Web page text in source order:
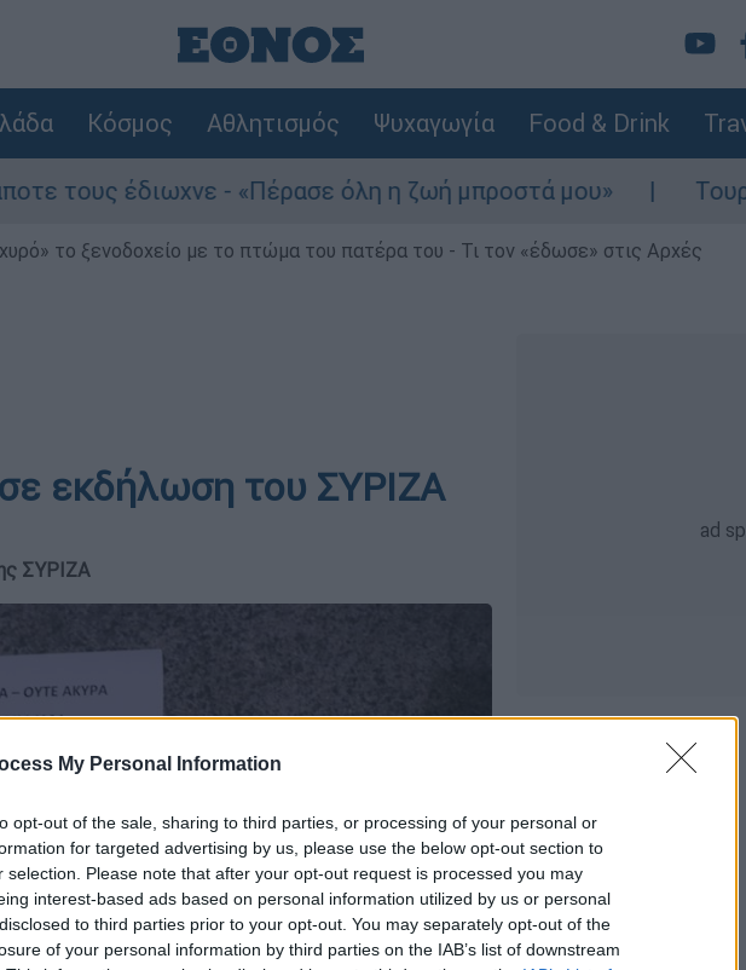
My Personal Information
opt-out of the sale, sharing to third parties, or processing of your personal or
for targeted advertising by us, please use the below opt-out section to
selection. Please note that after your opt-out request is processed you may
interest-based ads based on personal information utilized by us or personal
to third parties prior to your opt-out. You may separately opt-out of the
of your personal information by third parties on the IAB’s list of downstream
Κόσμος Αθλητισμός Ψυχαγωγία Food & Drink
έδιωχνε - «Πέρασε όλη η ζωή μπροστά μου»
το ξενοδοχείο με το πτώμα του πατέρα του - Τι τον «έδωσε» στις Αρχές
εκδήλωση του ΣΥΡΙΖΑ
ΣΥΡΙΖΑ